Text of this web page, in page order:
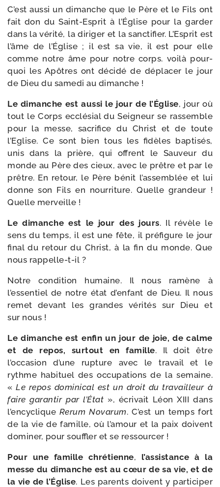
C’est aus­si un dimanche que le Père et le Fils ont
fait don du Saint-​Esprit à l’Église pour la gar­der
dans la véri­té, la diri­ger et la sanc­ti­fier. L’Esprit est
l’âme de l’Église ; il est sa vie, il est pour elle
comme notre âme pour notre corps. voi­là pour­
quoi les Apôtres ont déci­dé de dépla­cer le jour
de Dieu du same­di au dimanche !
Le dimanche est aus­si le jour de l’Église, jour où
tout le Corps ecclé­sial du Seigneur se ras­semble
pour la messe, sacri­fice du Christ et de toute
l’Eglise. Ce sont bien tous les fidèles bap­ti­sés,
unis dans la prière, qui offrent le Sauveur du
monde au Père des cieux, avec le prêtre et par le
prêtre. En retour, le Père bénit l’assemblée et lui
donne son Fils en nour­ri­ture. Quelle gran­deur !
Quelle merveille !
Le dimanche est le jour des jours. Il révèle le
sens du temps, il est une fête, il pré­fi­gure le jour
final du retour du Christ, à la fin du monde. Que
nous rappelle-t-il ?
Notre condi­tion humaine. Il nous ramène à
l’essentiel de notre état d’enfant de Dieu. Il nous
remet devant les grandes véri­tés sur Dieu et
sur nous !
Le dimanche est enfin un jour de joie, de calme
et de repos, sur­tout en famille. Il doit être
l’occasion d’une rup­ture avec le tra­vail et le
rythme habi­tuel des occu­pa­tions de la semaine.
«Le repos domi­ni­cal est un droit du tra­vailleur à
faire garan­tir par l’État », écri­vait Léon XIII dans
l’encyclique Rerum Novarum. C’est un temps fort
de la vie de famille, où l’amour et la paix doivent
domi­ner, pour souf­fler et se ressourcer !
Pour une famille chré­tienne, l’assistance à la
messe du dimanche est au cœur de sa vie, et de
la vie de l’Église. Les parents doivent y par­ti­ci­per